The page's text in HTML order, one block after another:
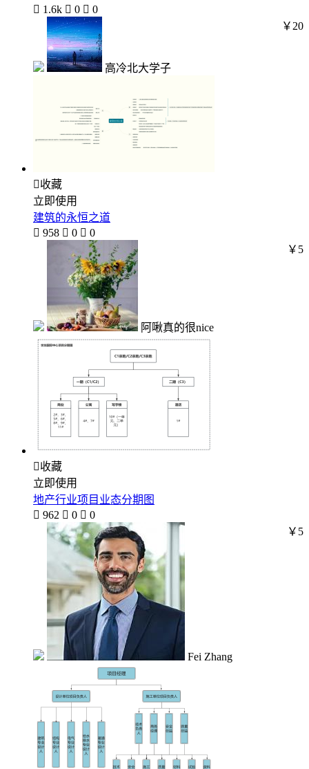
 1.6k  0  0
高冷北大学子
￥20
收藏
立即使用
建筑的永恒之道
 958  0  0
阿啾真的很nice
￥5
收藏
立即使用
地产行业项目业态分期图
 962  0  0
Fei Zhang
￥5